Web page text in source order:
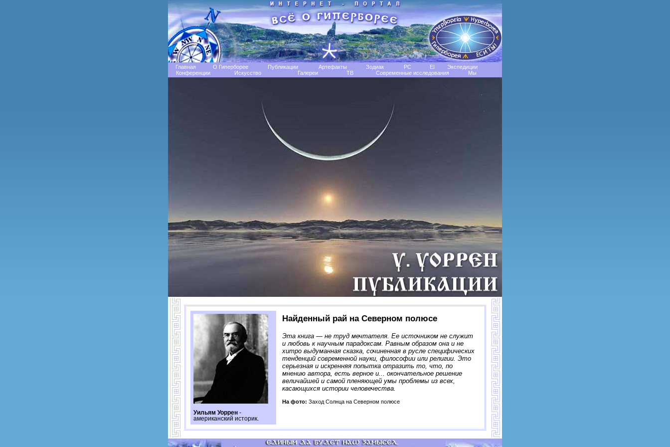
Главная О Гиперборее Публикации Артефакты Зодиак РС EI
Экспедиции
Конференции
Искусство Галереи TB Современные исследования Мы
Уильям Уоррен-
американский историк.
Найденный рай на Северном полюсе
Эта книга — не труд мечтателя. Ее источником не служит
и любовь к научным парадоксам. Равным образом она и не
хитро выдуманная сказка, сочиненная в русле специфических
тенденций современной науки, философии или религии. Это
серьезная и искренняя попытка отразить то, что, по
мнению автора, есть верное и... окончательное решение
величайшей и самой пленяющей умы проблемы из всех,
касающихся истории человечества.
На фото: Заход Солнца на Северном полюсе